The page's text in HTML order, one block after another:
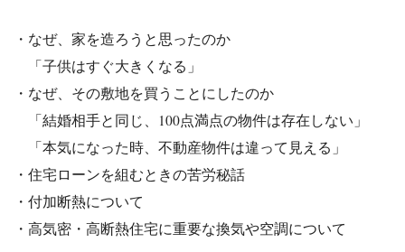
・なぜ、家を造ろうと思ったのか
「子供はすぐ大きくなる」
・なぜ、その敷地を買うことにしたのか
「結婚相手と同じ、100点満点の物件は存在しない」
「本気になった時、不動産物件は違って見える」
・住宅ローンを組むときの苦労秘話
・付加断熱について
・高気密・高断熱住宅に重要な換気や空調について